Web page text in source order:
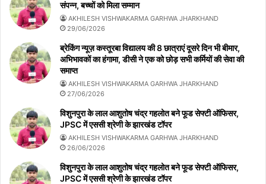
संपन्न, बच्चों को मिला सम्मान
AKHILESH VISHWAKARMA GARHWA JHARKHAND
29/06/2026
ब्रेकिंग न्यूज़ कस्तूरबा विद्यालय की 8 छात्राएं दूसरे दिन भी बीमार,
अभिभावकों का हंगामा, डीसी ने एक को छोड़ सभी कर्मियों की सेवा की
समाप्त
AKHILESH VISHWAKARMA GARHWA JHARKHAND
27/06/2026
विशुनपुरा के लाल आशुतोष चंद्र गहलोत बने फूड सेफ्टी ऑफिसर,
JPSC में एससी श्रेणी के झारखंड टॉपर
AKHILESH VISHWAKARMA GARHWA JHARKHAND
26/06/2026
विशुनपुरा के लाल आशुतोष चंद्र गहलोत बने फूड सेफ्टी ऑफिसर,
JPSC में एससी श्रेणी के झारखंड टॉपर